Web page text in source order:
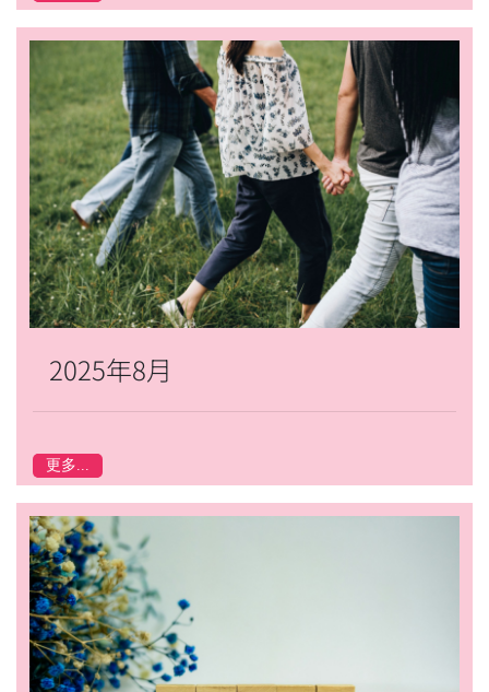
2025年8月
更多...